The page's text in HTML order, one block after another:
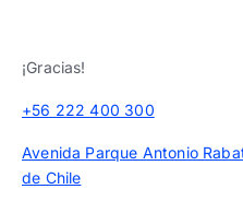
¡Gracias!
+56 222 400 300
Avenida Parque Antonio
de Chile